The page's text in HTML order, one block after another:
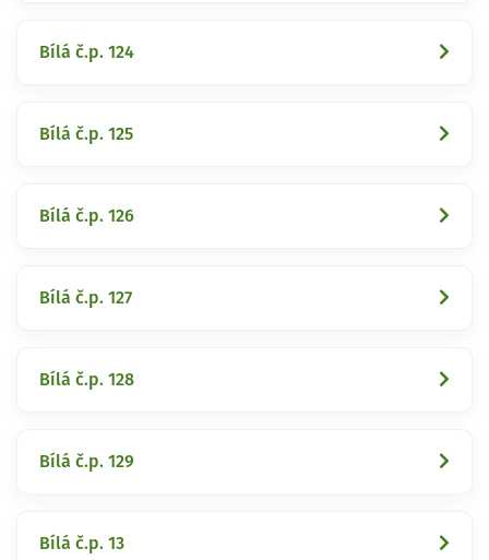
Bílá č.p. 124
Bílá č.p. 125
Bílá č.p. 126
Bílá č.p. 127
Bílá č.p. 128
Bílá č.p. 129
Bílá č.p. 13